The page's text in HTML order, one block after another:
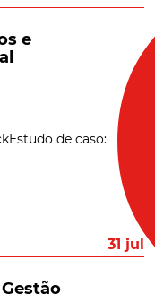
e
de caso:
31 jul